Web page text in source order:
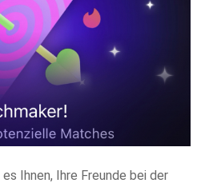
Ihnen, Ihre Freunde bei der